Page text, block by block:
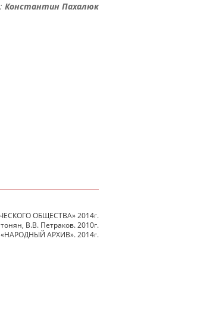
Константин Пахалюк
ОБЩЕСТВА» 2014г.
В.В. Петраков. 2010г.
АРХИВ». 2014г.